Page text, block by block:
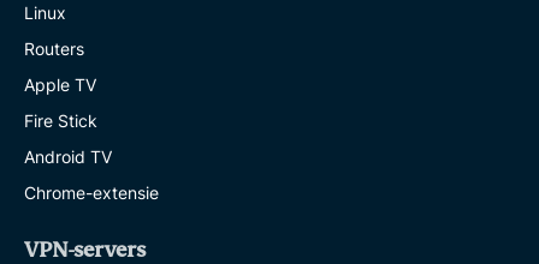
Linux
Routers
Apple TV
Fire Stick
Android TV
Chrome-extensie
VPN-servers